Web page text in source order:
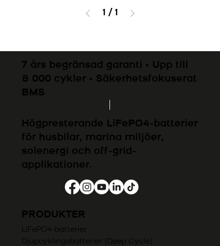
1 / 1
PRODUKTER
LiFePO4-batterier
Djupcyklingsbatterier (Deep Cycle)
Högpresterande LiFePO4-batterier
för husbilar, marina miljöer,
solenergi och off-grid-
applikationer.
7 års begränsad garanti • Upp till
8 000 cykler • Säkerhetsfokuserat
BMS